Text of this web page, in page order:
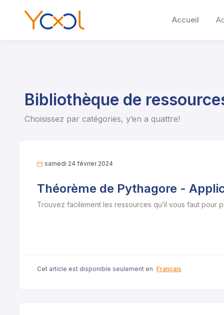
Accueil
Bibliothèque de
Choisissez par catégories, y’en a quattre!
samedi 24 février 2024
Théorème de Pythagore -
Trouvez facilement les ressources qu’il vous faut pour
Cet article est disponible seulement en Français